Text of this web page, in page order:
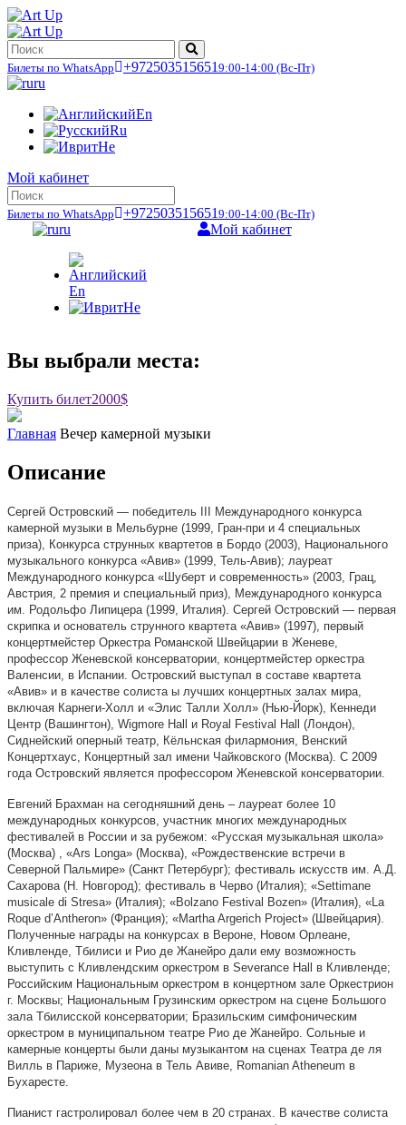
Билеты по WhatsApp +972503515651 9:00-14:00 (Вс-Пт)
ru
En
Ru
He
Мой кабинет
Билеты по WhatsApp +972503515651 9:00-14:00 (Вс-Пт)
ru
En
He
Мой кабинет
Вы выбрали места:
Купить билет2000$
Главная Вечер камерной музыки
Описание
Сергей Островский — победитель III Международного конкурса
камерной музыки в Мельбурне (1999, Гран-при и 4 специальных
приза), Конкурса струнных квартетов в Бордо (2003), Национального
музыкального конкурса «Авив» (1999, Тель-Авив); лауреат
Международного конкурса «Шуберт и современность» (2003, Грац,
Австрия, 2 премия и специальный приз), Международного конкурса
им. Родольфо Липицера (1999, Италия). Сергей Островский — первая
скрипка и основатель струнного квартета «Авив» (1997), первый
концертмейстер Оркестра Романской Швейцарии в Женеве,
профессор Женевской консерватории, концертмейстер оркестра
Валенсии, в Испании. Островский выступал в составе квартета
«Авив» и в качестве солиста ы лучших концертных залах мира,
включая Карнеги-Холл и «Элис Талли Холл» (Нью-Йорк), Кеннеди
Центр (Вашингтон), Wigmore Hall и Royal Festival Hall (Лондон),
Сиднейский оперный театр, Кёльнская филармония, Венский
Концертхаус, Концертный зал имени Чайковского (Москва). С 2009
года Островский является профессором Женевской консерватории.
Евгений Брахман на сегодняшний день – лауреат более 10
международных конкурсов, участник многих международных
фестивалей в России и за рубежом: «Русская музыкальная школа»
(Москва) , «Ars Longa» (Москва), «Рождественские встречи в
Северной Пальмире» (Санкт Петербург); фестиваль искусств им. А.Д.
Сахарова (Н. Новгород); фестиваль в Черво (Италия); «Settimane
musicale di Stresa» (Италия); «Bolzano Festival Bozen» (Италия), «La
Roque d’Antheron» (Франция); «Martha Argerich Project» (Швейцария).
Полученные награды на конкурсах в Вероне, Новом Орлеане,
Кливленде, Тбилиси и Рио де Жанейро дали ему возможность
выступить с Кливлендским оркестром в Severance Hall в Кливленде;
Российским Национальным оркестром в концертном зале Оркестрион
г. Москвы; Национальным Грузинским оркестром на сцене Большого
зала Тбилисской консерватории; Бразильским симфоническим
оркестром в муниципальном театре Рио де Жанейро. Сольные и
камерные концерты были даны музыкантом на сценах Театра де ля
Вилль в Париже, Музеона в Тель Авиве, Romanian Atheneum в
Бухаресте.
Пианист гастролировал более чем в 20 странах. В качестве солиста